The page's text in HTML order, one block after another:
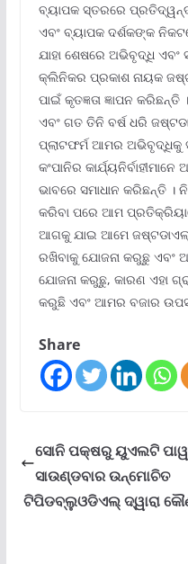
ବ୍ୟାପକ ସ୍ତରରେ
ଏବଂ ବ୍ୟାପକ ଦର୍ଶକଙ୍କ
ଯାହା ଶେଷରେ ଅଭିବୃଦ୍ଧି
କ୍ଲିନିକର ପ୍ରକାଶ ନାୟକ
ପାଇଁ କୃତଜ୍ଞତା ଜ୍ଞାପନ
ଏବଂ ଗତ ତିନି ବର୍ଷ ଧରି
ପ୍ଲାଟଫର୍ମ ଆମର ଅଭିବୃଦ୍ଧିକୁ
କଂପାନିର
ଭାବରେ ସମାଧାନ କରିଛନ୍ତି
କରିବା ପରେ ଆମ
ଆଗକୁ ଯାଇ ଆମେ
ରଖିବାକୁ ଯୋଜନା କରୁଛୁ ଏବଂ
ଯୋଜନା କରୁଛୁ, କାରଣ ଏହା
କରୁଛି ଏବଂ ଆମର ବଜାର
Share
ସୋନି ପକ୍ଷରୁ ୟୁଏଲଟି
ସାଉଣ୍ଡବାର ଉନ୍ମୋଚିତ
ଟିପିଡବ୍ଲୁଓଡିଏଲ୍ ଦ୍ୱାରା